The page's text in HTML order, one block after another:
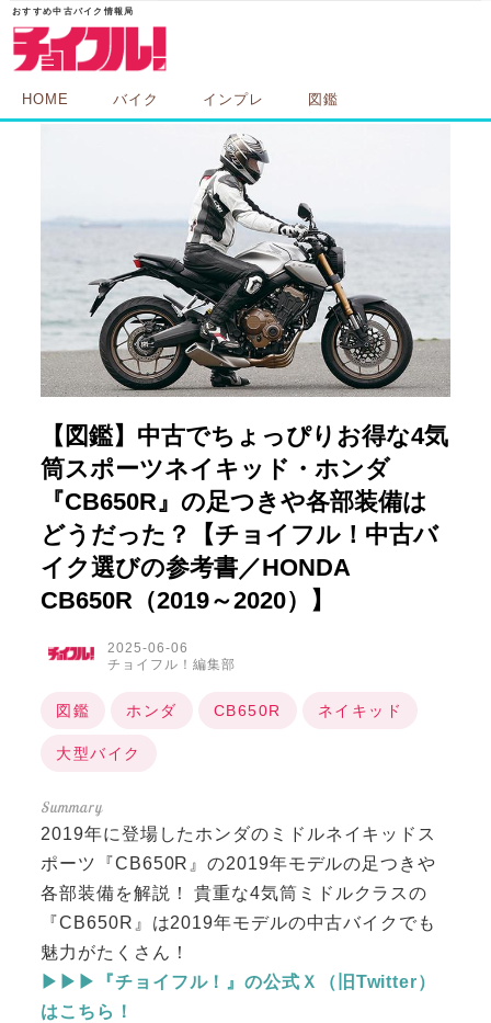
HOME バイク インプレ 図鑑
【図鑑】中古でちょっぴりお得な4気
筒スポーツネイキッド・ホンダ
『CB650R』の足つきや各部装備は
どうだった？【チョイフル！中古バ
イク選びの参考書／HONDA
CB650R（2019～2020）】
2025-06-06
チョイフル！編集部
図鑑 ホンダ CB650R ネイキッド
大型バイク
2019年に登場したホンダのミドルネイキッドス
ポーツ『CB650R』の2019年モデルの足つきや
各部装備を解説！ 貴重な4気筒ミドルクラスの
『CB650R』は2019年モデルの中古バイクでも
魅力がたくさん！
▶▶▶『チョイフル！』の公式Ｘ（旧Twitter）
はこちら！